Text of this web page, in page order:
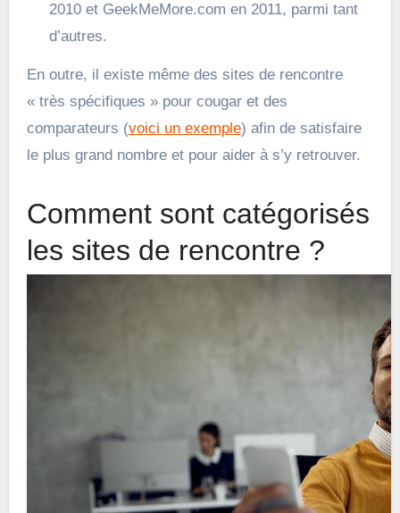
2010 et GeekMeMore.com en 2011, parmi tant
d’autres.
En outre, il existe même des sites de rencontre
« très spécifiques » pour cougar et des
comparateurs (voici un exemple) afin de satisfaire
le plus grand nombre et pour aider à s’y retrouver.
Comment sont catégorisés
les sites de rencontre ?